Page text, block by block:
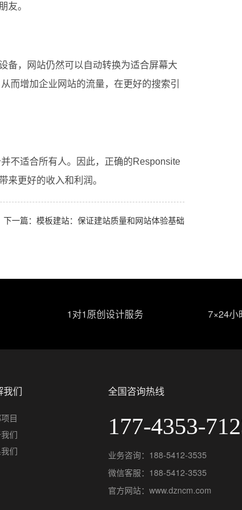
友。
备，网站仍然可以自动转换为适合屏幕大
而增加企业网站的流量，在更好的搜索引
不适合所有人。因此，正确的Responsite
来更好的收入和利润。
下一篇：模板建站：保证建站质量和网站体验基础
1对1原创设计服务 7×24小
我们
目
们
们
全国咨询热线
177-4353-
业务咨询：188-5412-3535
微信客服：188-5412-3535
官方网站：www.dzncm.com